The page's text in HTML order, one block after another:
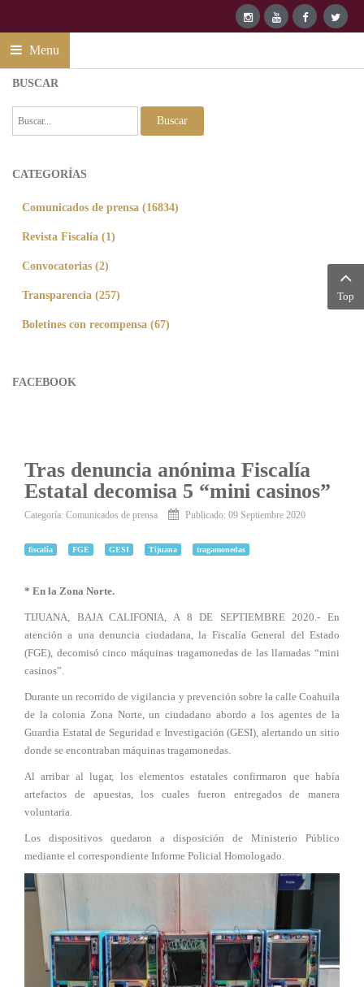
Menu
BUSCAR
Buscar
CATEGORÍAS
Comunicados de prensa (16834)
Revista Fiscalía (1)
Convocatorias (2)
Transparencia (257)
Boletines con recompensa (67)
FACEBOOK
Tras denuncia anónima Fiscalía
Estatal decomisa 5 “mini casinos”
Categoría: Comunicados de prensa Publicado: 09 Septiembre 2020
fiscalía FGE GESI Tijuana tragamonedas
* En la Zona Norte.
TIJUANA, BAJA CALIFONIA, A 8 DE SEPTIEMBRE 2020.- En
atención a una denuncia ciudadana, la Fiscalía General del Estado
(FGE), decomisó cinco máquinas tragamonedas de las llamadas “mini
casinos”.
Durante un recorrido de vigilancia y prevención sobre la calle Coahuila
de la colonia Zona Norte, un ciudadano abordo a los agentes de la
Guardia Estatal de Seguridad e Investigación (GESI), alertando un sitio
donde se encontraban máquinas tragamonedas.
Al arribar al lugar, los elementos estatales confirmaron que había
artefactos de apuestas, los cuales fueron entregados de manera
voluntaria.
Los dispositivos quedaron a disposición de Ministerio Público
mediante el correspondiente Informe Policial Homologado.
Top